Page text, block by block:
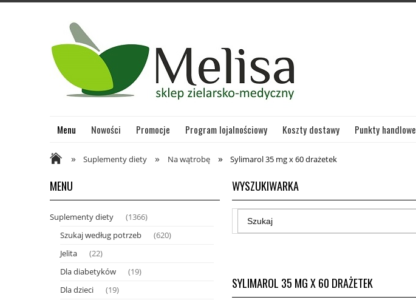
Menu Nowości Promocje Program lojalnościowy Koszty dostawy Punkty handlowe
» Suplementy diety » Na wątrobę » Sylimarol 35 mg x 60 drażetek
MENU
Suplementy diety (1366)
Szukaj według potrzeb (620)
Jelita (22)
Dla diabetyków (19)
Dla dzieci (19)
WYSZUKIWARKA
SYLIMAROL 35 MG X 60 DRAŻETEK